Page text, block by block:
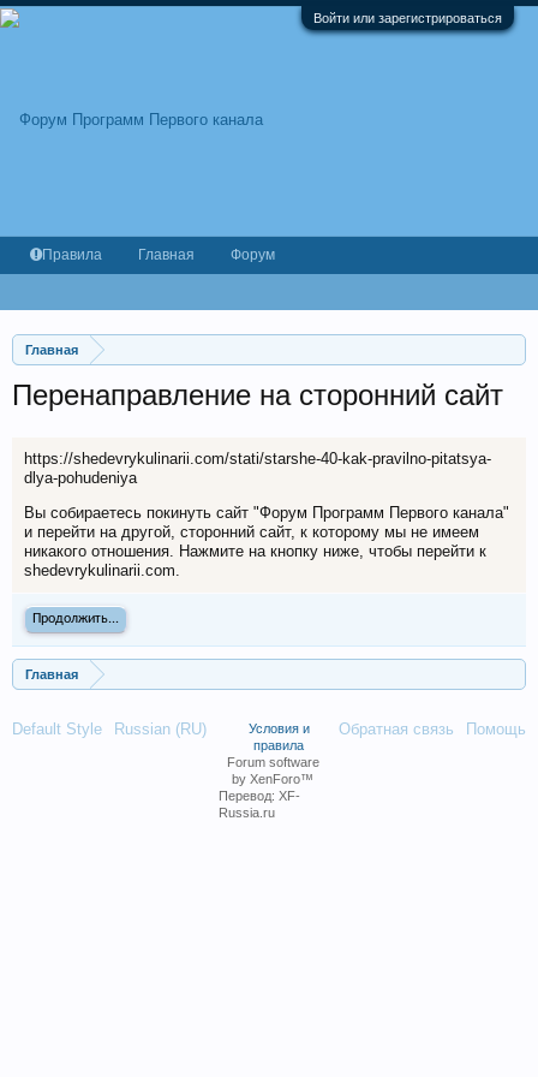
Войти или зарегистрироваться
Главная
Перенаправление на сторонний сайт
https://shedevrykulinarii.com/stati/starshe-40-kak-pravilno-pitatsya-
dlya-pohudeniya
Вы собираетесь покинуть сайт "Форум Программ Первого канала"
и перейти на другой, сторонний сайт, к которому мы не имеем
никакого отношения. Нажмите на кнопку ниже, чтобы перейти к
shedevrykulinarii.com.
Продолжить...
Главная
Правила Главная Форум
Default Style Russian (RU) Обратная связь Помощь
Условия и
правила
Forum software
by XenForo™
Перевод: XF-
Russia.ru